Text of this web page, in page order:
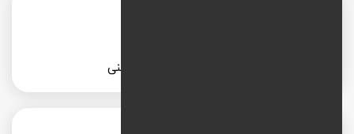
طراحی سایت آموزشگاه فنی